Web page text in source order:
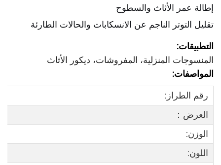
إطالة عمر الأثاث والسطوح
تقليل التوتر الناجم عن الانسكابات والحالات الطارئة
التطبيقات:
المنسوجات المنزلية، المفروشات، ديكور الأثاث
المواصفات:
رقم الطراز:
العرض：
الوزن:
اللون: